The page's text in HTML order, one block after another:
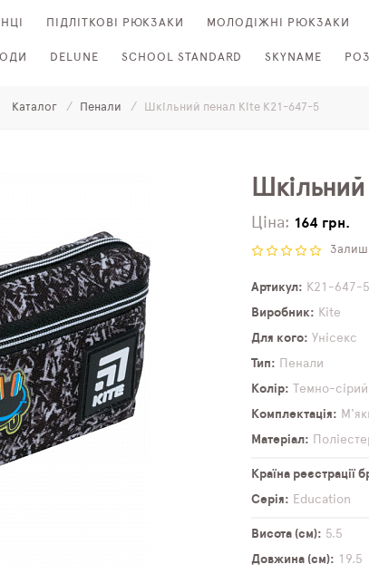
ПІДЛІТКОВІ РЮКЗАКИ МОЛОДІЖНІ РЮКЗАКИ
DELUNE SCHOOL STANDARD SKYNAME
Каталог Пенали Шкільний пенал Kite K21-647-5
Ціна: 164 грн.
Артикул
K21-647-5
Виробник
Kite
Для кого
Унісекс
Тип
Пенали
Колір
Темно-сірий
Комплектація
Матеріал
Країна реєстрації
Серія
Education
Висота (см)
5,5
Довжина (см)
19,5